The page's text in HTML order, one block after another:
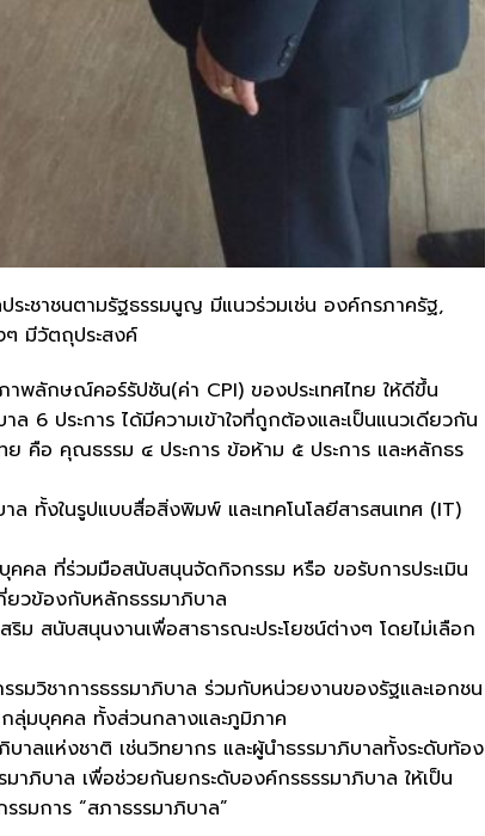
ะชาชนตามรัฐธรรมนูญ มีแนวร่วมเช่น องค์กรภาครัฐ,
มีวัตถุประสงค์
าพลักษณ์คอร์รัปชัน(ค่า CPI) ของประเทศไทย ให้ดีขึ้น
ล 6 ประการ ได้มีความเข้าใจที่ถูกต้องและเป็นแนวเดียวกัน
ย คือ คุณธรรม ๔ ประการ ข้อห้าม ๕ ประการ และหลักธร
ล ทั้งในรูปแบบสื่อสิ่งพิมพ์ และเทคโนโลยีสารสนเทศ (IT)
ล ที่ร่วมมือสนับสนุนจัดกิจกรรม หรือ ขอรับการประเมิน
ยวข้องกับหลักธรรมาภิบาล
สนับสนุนงานเพื่อสาธารณะประโยชน์ต่างๆ โดยไม่เลือก
วิชาการธรรมาภิบาล ร่วมกับหน่วยงานของรัฐและเอกชน
ลุ่มบุคคล ทั้งส่วนกลางและภูมิภาค
าลแห่งชาติ เช่นวิทยากร และผู้นำธรรมาภิบาลทั้งระดับท้อง
าภิบาล เพื่อช่วยกันยกระดับองค์กรธรรมาภิบาล ให้เป็น
รมการ “สภาธรรมาภิบาล”